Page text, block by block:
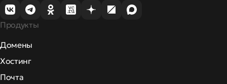
Продукты
Домены
Хостинг
Почта